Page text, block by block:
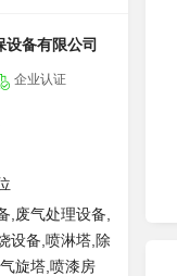
设备有限公司
企业认证
,废气处理设备,
设备,喷淋塔,除
旋塔,喷漆房